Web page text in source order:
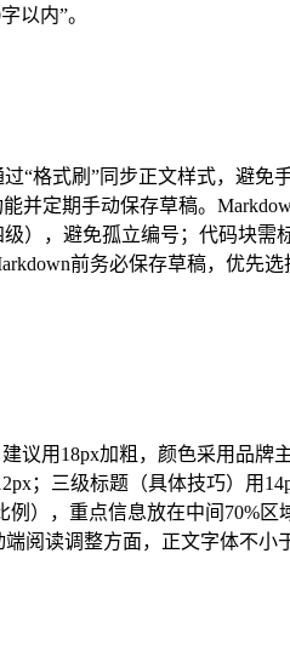
以内”。
“格式刷”同步正文样式，避免
并定期手动保存草稿。
），避免孤立编号；代码块需
前务必保存草稿，优先
议用18px加粗，颜色采用品牌
；三级标题（具体技巧）用
例），重点信息放在中间70%
阅读调整方面，正文字体不小